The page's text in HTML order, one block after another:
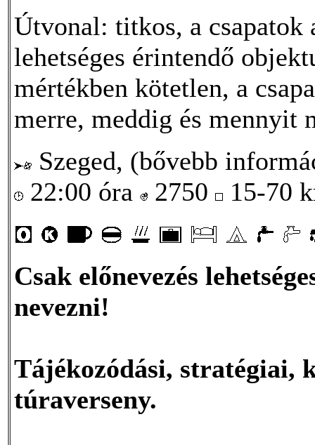
Útvonal: titkos, a csapatok
lehetséges érintendő
mértékben kötetlen, a
merre, meddig és mennyit
Szeged, (bővebb
22:00 óra
2750 15-70
Csak előnevezés
nevezni!
Tájékozódási, stratégiai,
túraverseny.